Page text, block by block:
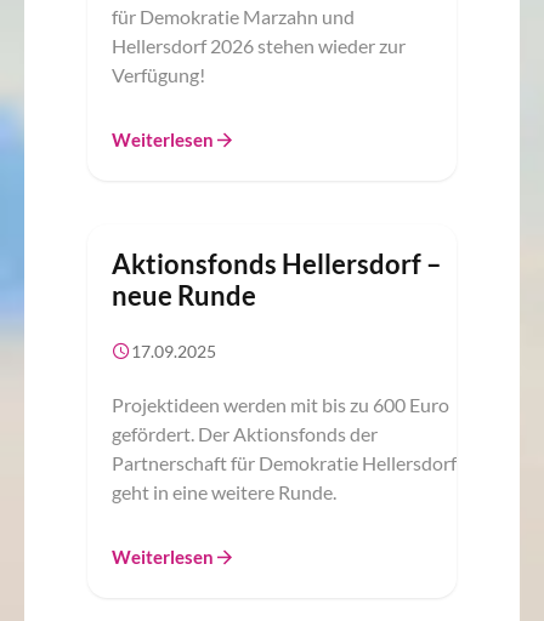
für Demokratie Marzahn und
Hellersdorf 2026 stehen wieder zur
Verfügung!
Weiterlesen
Aktionsfonds Hellersdorf –
neue Runde
17.09.2025
Projektideen werden mit bis zu 600 Euro
gefördert. Der Aktionsfonds der
Partnerschaft für Demokratie Hellersdorf
geht in eine weitere Runde.
Weiterlesen